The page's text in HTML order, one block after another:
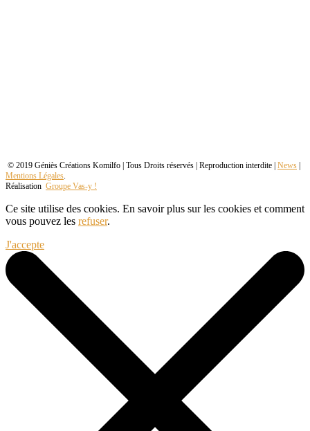
© 2019 Géniès Créations Komilfo | Tous Droits réservés | Reproduction interdite | News
Mentions Légales.
Réalisation Groupe Vas-y !
Ce site utilise des cookies. En savoir plus sur les cookies et comment
vous pouvez les refuser.
J'accepte